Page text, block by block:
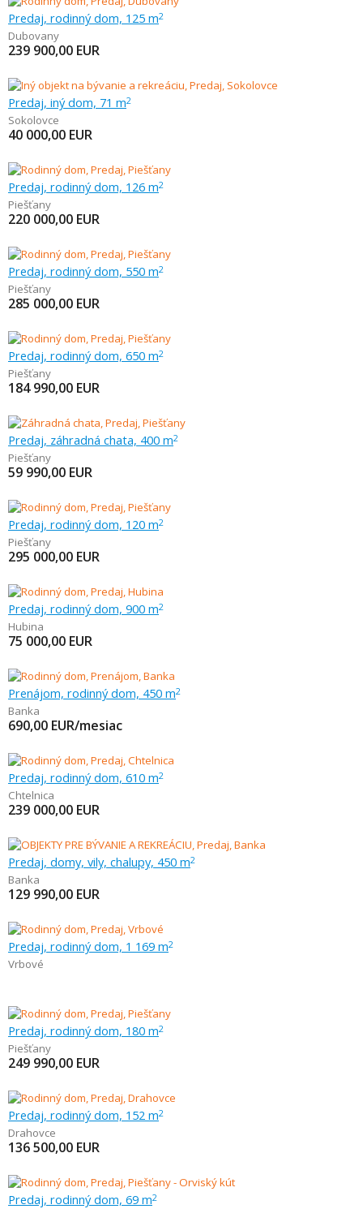
Predaj, rodinný dom, 125 m2
Dubovany
239 900,00 EUR
Predaj, iný dom, 71 m2
Sokolovce
40 000,00 EUR
Predaj, rodinný dom, 126 m2
Piešťany
220 000,00 EUR
Predaj, rodinný dom, 550 m2
Piešťany
285 000,00 EUR
Predaj, rodinný dom, 650 m2
Piešťany
184 990,00 EUR
Predaj, záhradná chata, 400 m2
Piešťany
59 990,00 EUR
Predaj, rodinný dom, 120 m2
Piešťany
295 000,00 EUR
Predaj, rodinný dom, 900 m2
Hubina
75 000,00 EUR
Prenájom, rodinný dom, 450 m2
Banka
690,00 EUR/mesiac
Predaj, rodinný dom, 610 m2
Chtelnica
239 000,00 EUR
Predaj, domy, vily, chalupy, 450 m2
Banka
129 990,00 EUR
Predaj, rodinný dom, 1 169 m2
Vrbové
Predaj, rodinný dom, 180 m2
Piešťany
249 990,00 EUR
Predaj, rodinný dom, 152 m2
Drahovce
136 500,00 EUR
Predaj, rodinný dom, 69 m2